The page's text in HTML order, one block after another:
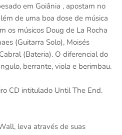
em Goiânia , apostam no
de uma boa dose de música
os músicos Doug de La Rocha
(Guitarra Solo), Moisés
(Bateria). O diferencial do
berrante, viola e berimbau.
CD intitulado Until The End.
leva através de suas